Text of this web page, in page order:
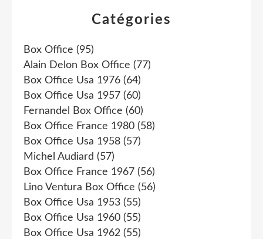
Catégories
Box Office (95)
Alain Delon Box Office (77)
Box Office Usa 1976 (64)
Box Office Usa 1957 (60)
Fernandel Box Office (60)
Box Office France 1980 (58)
Box Office Usa 1958 (57)
Michel Audiard (57)
Box Office France 1967 (56)
Lino Ventura Box Office (56)
Box Office Usa 1953 (55)
Box Office Usa 1960 (55)
Box Office Usa 1962 (55)